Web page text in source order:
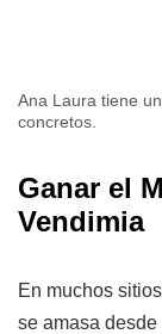
Ana Laura tiene
concretos.
Ganar el
Vendimia
En muchos
se amasa